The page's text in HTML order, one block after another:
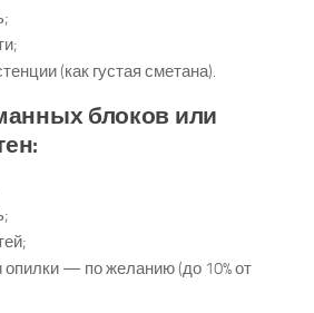
(как густая сметана).
блоков или
— по желанию (до 10% от